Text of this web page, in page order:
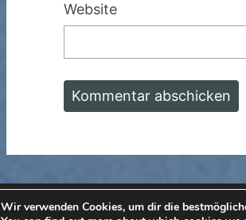
Website
© 2026|Stolz
Wir verwenden Cookies, um dir die